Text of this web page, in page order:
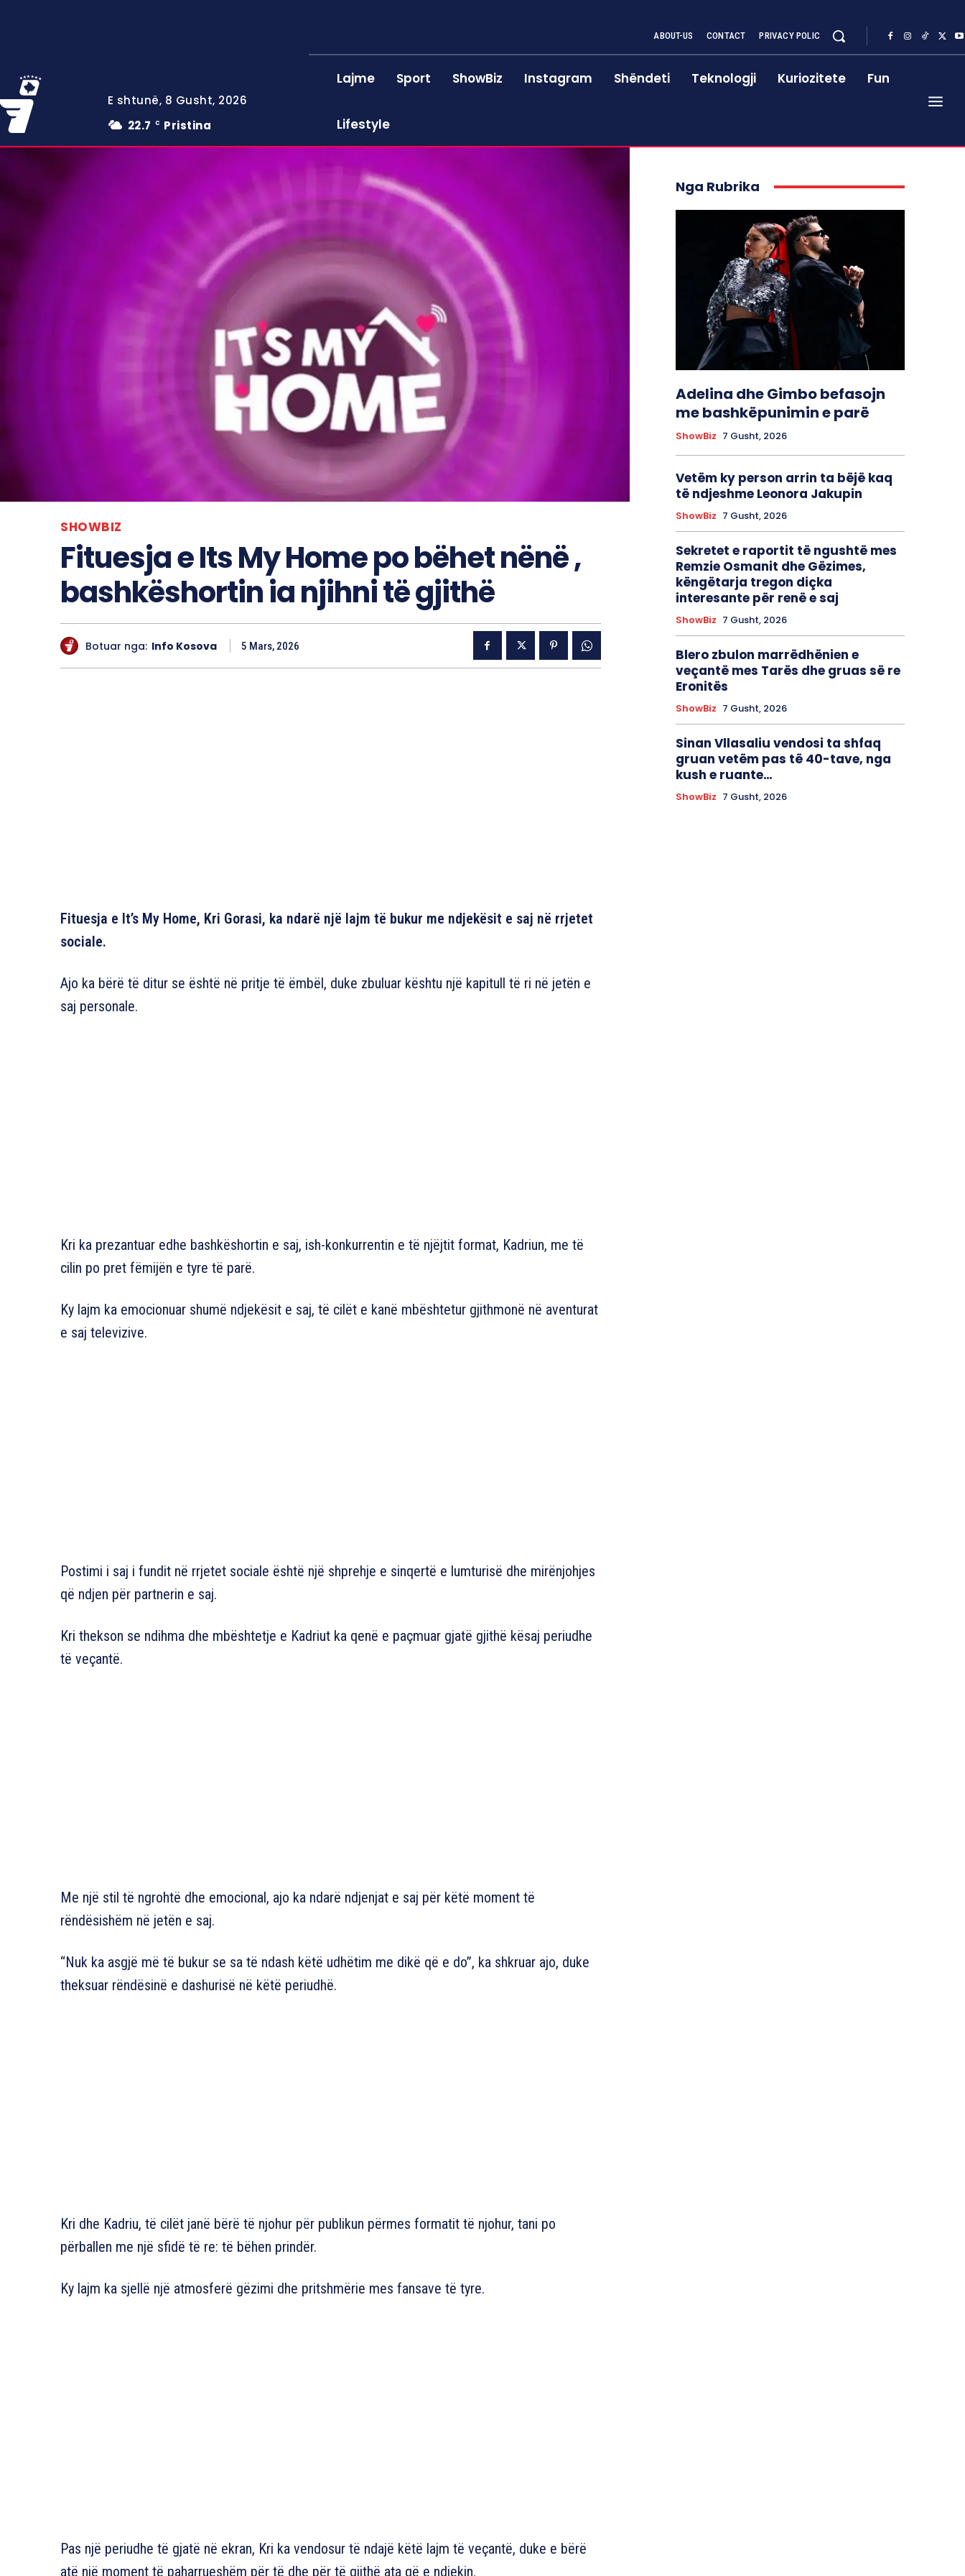
E shtunë, 8 Gusht, 2026
22.7
C Pristina
ABOUT-US CONTACT PRIVACY POLIC
Lajme Sport ShowBiz Instagram Shëndeti Teknologji Kuriozitete Fun
Lifestyle
SHOWBIZ
Fituesja e Its My Home po bëhet nënë ,
bashkëshortin ia njihni të gjithë
Botuar nga: Info Kosova 5 Mars, 2026
Fituesja e It’s My Home, Kri Gorasi, ka ndarë një lajm të bukur me ndjekësit e saj në rrjetet
sociale.
Ajo ka bërë të ditur se është në pritje të ëmbël, duke zbuluar kështu një kapitull të ri në jetën e
saj personale.
Kri ka prezantuar edhe bashkëshortin e saj, ish-konkurrentin e të njëjtit format, Kadriun, me të
cilin po pret fëmijën e tyre të parë.
Ky lajm ka emocionuar shumë ndjekësit e saj, të cilët e kanë mbështetur gjithmonë në aventurat
e saj televizive.
Postimi i saj i fundit në rrjetet sociale është një shprehje e sinqertë e lumturisë dhe mirënjohjes
që ndjen për partnerin e saj.
Kri thekson se ndihma dhe mbështetje e Kadriut ka qenë e paçmuar gjatë gjithë kësaj periudhe
të veçantë.
Me një stil të ngrohtë dhe emocional, ajo ka ndarë ndjenjat e saj për këtë moment të
rëndësishëm në jetën e saj.
“Nuk ka asgjë më të bukur se sa të ndash këtë udhëtim me dikë që e do”, ka shkruar ajo, duke
theksuar rëndësinë e dashurisë në këtë periudhë.
Kri dhe Kadriu, të cilët janë bërë të njohur për publikun përmes formatit të njohur, tani po
përballen me një sfidë të re: të bëhen prindër.
Ky lajm ka sjellë një atmosferë gëzimi dhe pritshmërie mes fansave të tyre.
Pas një periudhe të gjatë në ekran, Kri ka vendosur të ndajë këtë lajm të veçantë, duke e bërë
atë një moment të paharrueshëm për të dhe për të gjithë ata që e ndjekin.
Nga Rubrika
Adelina dhe Gimbo befasojn
me bashkëpunimin e parë
ShowBiz 7 Gusht, 2026
Vetëm ky person arrin ta bëjë kaq
të ndjeshme Leonora Jakupin
ShowBiz 7 Gusht, 2026
Sekretet e raportit të ngushtë mes
Remzie Osmanit dhe Gëzimes,
këngëtarja tregon diçka
interesante për renë e saj
ShowBiz 7 Gusht, 2026
Blero zbulon marrëdhënien e
veçantë mes Tarës dhe gruas së re
Eronitës
ShowBiz 7 Gusht, 2026
Sinan Vllasaliu vendosi ta shfaq
gruan vetëm pas të 40-tave, nga
kush e ruante…
ShowBiz 7 Gusht, 2026